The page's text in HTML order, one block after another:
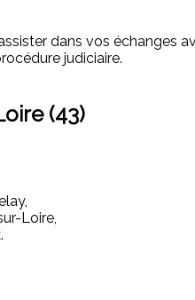
dans vos échanges
judiciaire.
(43)
Loire,